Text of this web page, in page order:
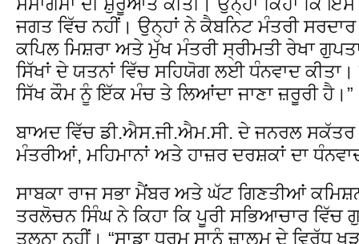
ਜਗਤ ਵਿੱਚ ਨਹੀਂ। ਉਨ੍ਹਾਂ ਨੇ ਕੈਬਨਿਟ ਮੰਤਰੀ ਸਰਦਾਰ
ਕਪਿਲ ਮਿਸ਼ਰਾ ਅਤੇ ਮੁੱਖ ਮੰਤਰੀ ਸ੍ਰੀਮਤੀ ਰੇਖਾ
ਸਿੱਖਾਂ ਦੇ ਯਤਨਾਂ ਵਿੱਚ ਸਹਿਯੋਗ ਲਈ ਧੰਨਵਾਦ ਕੀਤਾ।
ਸਿੱਖ ਕੌਮ ਨੂੰ ਇੱਕ ਮੰਚ ਤੇ ਲਿਆਂਦਾ ਜਾਣਾ ਜ਼ਰੂਰੀ ਹੈ।”
ਬਾਅਦ ਵਿੱਚ ਡੀ.ਐਸ.ਜੀ.ਐਮ.ਸੀ. ਦੇ ਜਨਰਲ ਸਕੱਤਰ
ਮੰਤਰੀਆਂ, ਮਹਿਮਾਨਾਂ ਅਤੇ ਹਾਜ਼ਰ ਦਰਸ਼ਕਾਂ ਦਾ
ਸਾਬਕਾ ਰਾਜ ਸਭਾ ਮੈਂਬਰ ਅਤੇ ਘੱਟ ਗਿਣਤੀਆਂ
ਤਰਲੋਚਨ ਸਿੰਘ ਨੇ ਕਿਹਾ ਕਿ ਪੂਰੀ ਸਭਿਆਚਾਰ ਵਿੱਚ
ਤੁਲਨਾ ਨਹੀਂ। “ਸਾਡਾ ਧਰਮ ਸਾਨੂੰ ਜ਼ਾਲਮ ਦੇ ਵਿਰੁੱਧ